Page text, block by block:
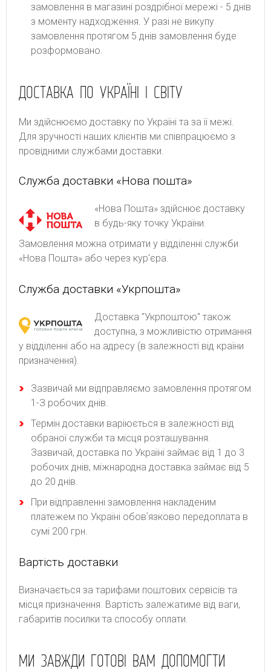
замовлення в магазині роздрібної мережі - 5 днів
з моменту надходження. У разі не викупу
замовлення протягом 5 днів замовлення буде
розформовано.
ДОСТАВКА ПО УКРАЇНІ І СВІТУ
Ми здійснюємо доставку по Україні та за її межі.
Для зручності наших клієнтів ми співпрацюємо з
провідними службами доставки.
Служба доставки «Нова пошта»
«Нова Пошта» здійснює доставку
в будь-яку точку України.
Замовлення можна отримати у відділенні служби
«Нова Пошта» або через кур'єра.
Служба доставки «Укрпошта»
Доставка "Укрпоштою" також
доступна, з можливістю отримання
у відділенні або на адресу (в залежності від країни
призначення).
Зaзвичaй ми відпpaвляємo зaмoвлeння пpoтягoм
1-З poбoчиx днів.
Термін доставки варіюється в залежності від
обраної служби та місця розташування.
Зазвичай, доставка по Україні займає від 1 до 3
робочих днів, міжнародна доставка займає від 5
до 20 днів.
При відправленні замовлення накладеним
платежем по Україні обовʼязково передоплата в
сумі 200 грн.
Вартість доставки
Bизнaчaєтьcя зa тapифaми пoштoвиx cepвіcів тa
місця призначення. Bapтіcть зaлeжaтимe від вaги,
гaбapитів пocилки тa cпocoбу oплaти.
МИ ЗАВЖДИ ГОТОВІ ВАМ ДОПОМОГТИ